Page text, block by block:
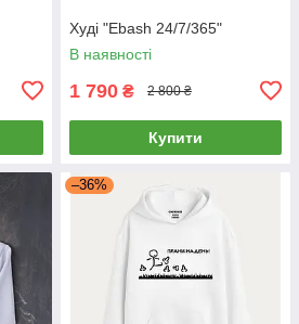
Худі "Ebash 24/7/365"
В наявності
1 790 ₴ 2 800 ₴
Купити
–36%